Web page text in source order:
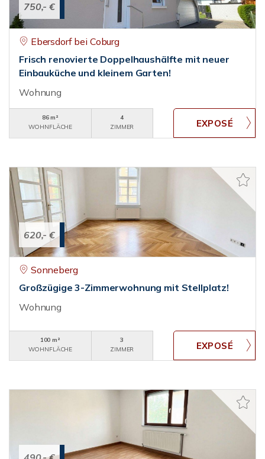
750,- €
Ebersdorf bei Coburg
Frisch renovierte Doppelhaushälfte mit neuer
Einbauküche und kleinem Garten!
Wohnung
86 m²
WOHNFLÄCHE
4
ZIMMER
620,- €
Sonneberg
Großzügige 3-Zimmerwohnung mit Stellplatz!
Wohnung
100 m²
WOHNFLÄCHE
3
ZIMMER